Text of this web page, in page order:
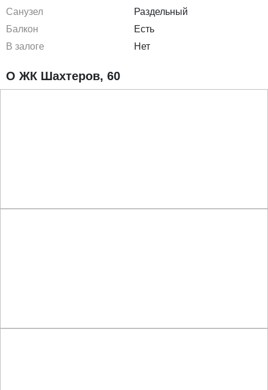
Санузел
Раздельный
Балкон
Есть
В залоге
Нет
О ЖК Шахтеров, 60